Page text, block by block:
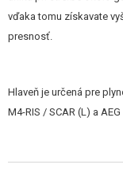
OUTDOOR A
JEDLO
REKLAMNÉ
vďaka tomu získavate
presnosť.
Hlaveň je určená pre
M4-RIS / SCAR (L) a
Malý priemer 6,01mm